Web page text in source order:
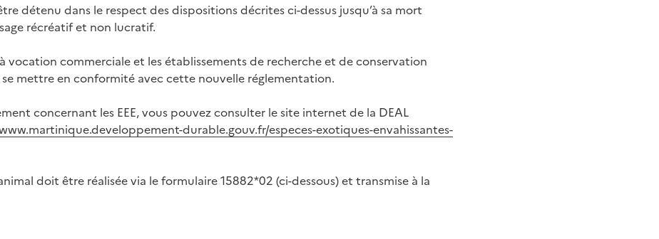
détenu dans le respect des dispositions décrites ci-dessus jusqu’à sa mort
récréatif et non lucratif.
vocation commerciale et les établissements de recherche et de conservation
mettre en conformité avec cette nouvelle réglementation.
concernant les EEE, vous pouvez consulter le site internet de la DEAL
durable.gouv.fr/especes-exotiques-envahissantes-
doit être réalisée via le formulaire 15882*02 (ci-dessous) et transmise à la